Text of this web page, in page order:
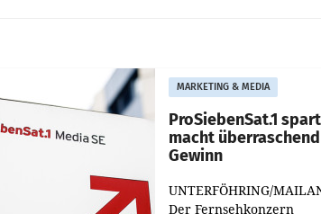
MARKETING & MEDIA
ProSiebenSat.1
macht
Gewinn
UNTERFÖHRING/
Der Fernsehkonzern